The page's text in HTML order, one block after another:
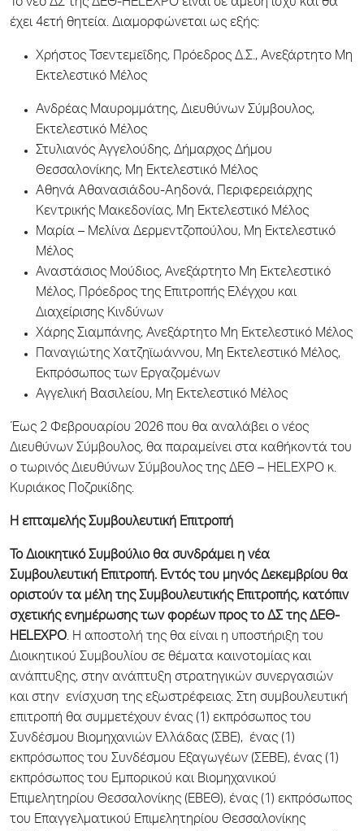
Το νέο ΔΣ της ΔΕΘ-HELEXPO είναι σε άμεση ισχύ και θα
έχει 4ετή θητεία. Διαμορφώνεται ως εξής:
Χρήστος Τσεντεμεΐδης, Πρόεδρος Δ.Σ., Ανεξάρτητο Μη
Εκτελεστικό Μέλος
Ανδρέας Μαυρομμάτης, Διευθύνων Σύμβουλος,
Εκτελεστικό Μέλος
Στυλιανός Αγγελούδης, Δήμαρχος Δήμου
Θεσσαλονίκης, Μη Εκτελεστικό Μέλος
Αθηνά Αθανασιάδου-Αηδονά, Περιφερειάρχης
Κεντρικής Μακεδονίας, Μη Εκτελεστικό Μέλος
Μαρία – Μελίνα Δερμεντζοπούλου, Μη Εκτελεστικό
Μέλος
Αναστάσιος Μούδιος, Ανεξάρτητο Μη Εκτελεστικό
Μέλος, Πρόεδρος της Επιτροπής Ελέγχου και
Διαχείρισης Κινδύνων
Χάρης Σιαμπάνης, Ανεξάρτητο Μη Εκτελεστικό Μέλος
Παναγιώτης Χατζηϊωάννου, Μη Εκτελεστικό Μέλος,
Εκπρόσωπος των Εργαζομένων
Αγγελική Βασιλείου, Μη Εκτελεστικό Μέλος
Έως 2 Φεβρουαρίου 2026 που θα αναλάβει ο νέος
Διευθύνων Σύμβουλος, θα παραμείνει στα καθήκοντά του
ο τωρινός Διευθύνων Σύμβουλος της ΔΕΘ – HELEXPO κ.
Κυριάκος Ποζρικίδης.
Η επταμελής Συμβουλευτική Επιτροπή
Το Διοικητικό Συμβούλιο θα συνδράμει η νέα
Συμβουλευτική Επιτροπή. Εντός του μηνός Δεκεμβρίου θα
οριστούν τα μέλη της Συμβουλευτικής Επιτροπής, κατόπιν
σχετικής ενημέρωσης των φορέων προς το ΔΣ της ΔΕΘ-
HELEXPO. Η αποστολή της θα είναι η υποστήριξη του
Διοικητικού Συμβουλίου σε θέματα καινοτομίας και
ανάπτυξης, στην ανάπτυξη στρατηγικών συνεργασιών
και στην ενίσχυση της εξωστρέφειας. Στη συμβουλευτική
επιτροπή θα συμμετέχουν ένας (1) εκπρόσωπος του
Συνδέσμου Βιομηχανιών Ελλάδας (ΣΒΕ), ένας (1)
εκπρόσωπος του Συνδέσμου Εξαγωγέων (ΣΕΒΕ), ένας (1)
εκπρόσωπος του Εμπορικού και Βιομηχανικού
Επιμελητηρίου Θεσσαλονίκης (ΕΒΕΘ), ένας (1) εκπρόσωπος
του Επαγγελματικού Επιμελητηρίου Θεσσαλονίκης